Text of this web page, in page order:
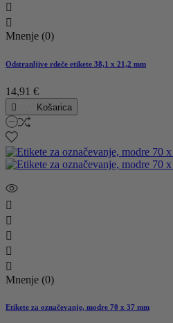


Mnenje (0)
Odstranljive rdeče etikete 38,1 x 21,2 mm
14,91 €
 Košarica





Mnenje (0)
Etikete za označevanje, modre 70 x 37 mm